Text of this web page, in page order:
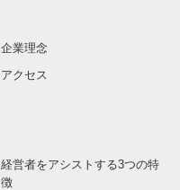
企業理念
アクセス
経営者をアシストする3つの特
徴